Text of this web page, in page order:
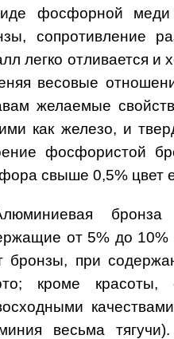
фосфорной меди
сопротивление
легко отливается
весовые
желаемые
как железо, и
фосфористой
свыше 0,5% цвет
от 5% до 10%
бронзы, при
кроме красоты,
весьма